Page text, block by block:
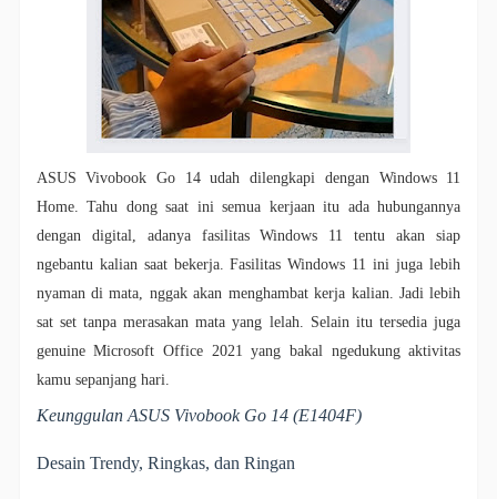
ASUS Vivobook Go 14 udah dilengkapi dengan Windows 11
Home. Tahu dong saat ini semua kerjaan itu ada hubungannya
dengan digital, adanya fasilitas Windows 11 tentu akan siap
ngebantu kalian saat bekerja. Fasilitas Windows 11 ini juga lebih
nyaman di mata, nggak akan menghambat kerja kalian. Jadi lebih
sat set tanpa merasakan mata yang lelah. Selain itu tersedia juga
genuine Microsoft Office 2021 yang bakal ngedukung aktivitas
kamu sepanjang hari.
Keunggulan ASUS Vivobook Go 14 (E1404F)
Desain Trendy, Ringkas, dan Ringan